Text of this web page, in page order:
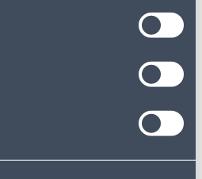
15,99 € от 2-5 tööpäeva